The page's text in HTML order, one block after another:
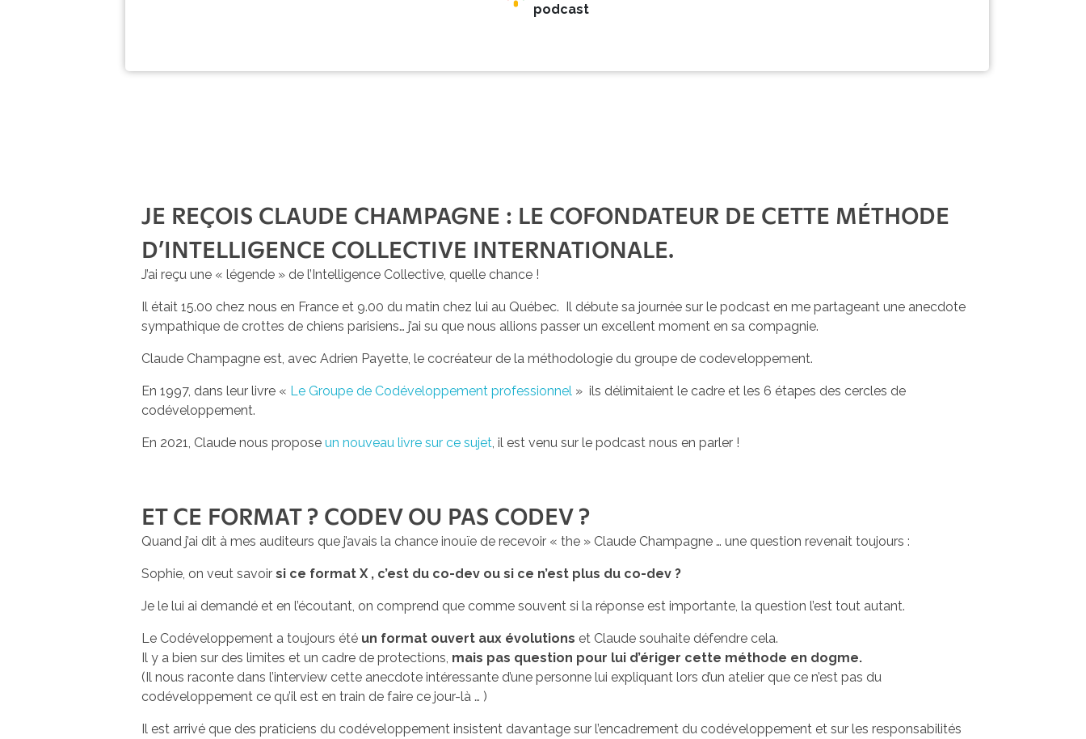
podcast
JE REÇOIS CLAUDE CHAMPAGNE : LE COFONDATEUR DE CETTE MÉTHODE
D’INTELLIGENCE COLLECTIVE INTERNATIONALE.
J’ai reçu une « légende » de l’Intelligence Collective, quelle chance !
Il était 15.00 chez nous en France et 9.00 du matin chez lui au Québec. Il débute sa journée sur le podcast en me partageant une anecdote
sympathique de crottes de chiens parisiens… j’ai su que nous allions passer un excellent moment en sa compagnie.
Claude Champagne est, avec Adrien Payette, le cocréateur de la méthodologie du groupe de codeveloppement.
En 1997, dans leur livre « Le Groupe de Codéveloppement professionnel » ils délimitaient le cadre et les 6 étapes des cercles de
codéveloppement.
En 2021, Claude nous propose un nouveau livre sur ce sujet , il est venu sur le podcast nous en parler !
ET CE FORMAT ? CODEV OU PAS CODEV ?
Quand j’ai dit à mes auditeurs que j’avais la chance inouïe de recevoir « the » Claude Champagne … une question revenait toujours :
Sophie, on veut savoir si ce format X , c’est du co-dev ou si ce n’est plus du co-dev ?
Je le lui ai demandé et en l’écoutant, on comprend que comme souvent si la réponse est importante, la question l’est tout autant.
Le Codéveloppement a toujours été un format ouvert aux évolutions et Claude souhaite défendre cela.
Il y a bien sur des limites et un cadre de protections, mais pas question pour lui d’ériger cette méthode en dogme.
(Il nous raconte dans l’interview cette anecdote intéressante d’une personne lui expliquant lors d’un atelier que ce n’est pas du
codéveloppement ce qu’il est en train de faire ce jour-là … )
Il est arrivé que des praticiens du codéveloppement insistent davantage sur l’encadrement du codéveloppement et sur les responsabilités